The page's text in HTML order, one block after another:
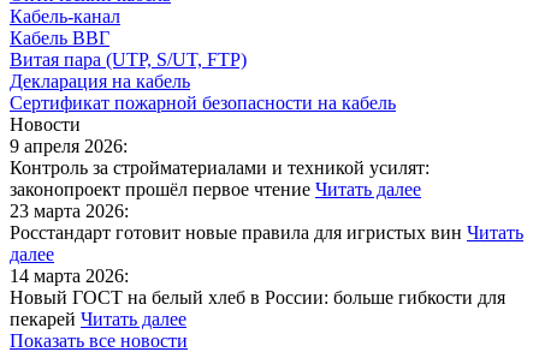
Кабель-канал
Кабель ВВГ
Витая пара (UTP, S/UT, FTP)
Декларация на кабель
Сертификат пожарной безопасности на кабель
Новости
9 апреля 2026:
Контроль за стройматериалами и техникой усилят:
законопроект прошёл первое чтение Читать далее
23 марта 2026:
Росстандарт готовит новые правила для игристых вин Читать
далее
14 марта 2026:
Новый ГОСТ на белый хлеб в России: больше гибкости для
пекарей Читать далее
Показать все новости